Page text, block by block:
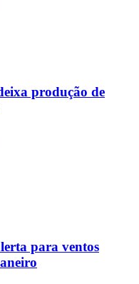
produção de
para ventos